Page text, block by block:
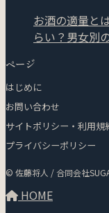
お酒の適量と
らい？男女別
ページ
はじめに
お問い合わせ
サイトポリシー・利用規
プライバシーポリシー
© 佐藤将人 / 合同会社
HOME